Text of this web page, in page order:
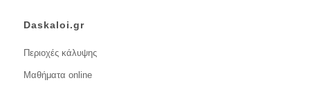
Daskaloi.gr
Περιοχές κάλυψης
Μαθήματα online